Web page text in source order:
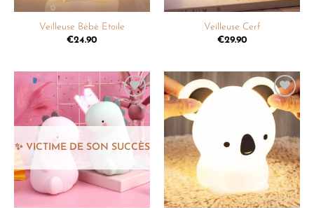
Veilleuse Bébé Etoile
€24.90
Veilleuse Cerf
€29.90
Ajouter
à la
liste de
souhaits
Ajouter
à la
liste de
souhaits